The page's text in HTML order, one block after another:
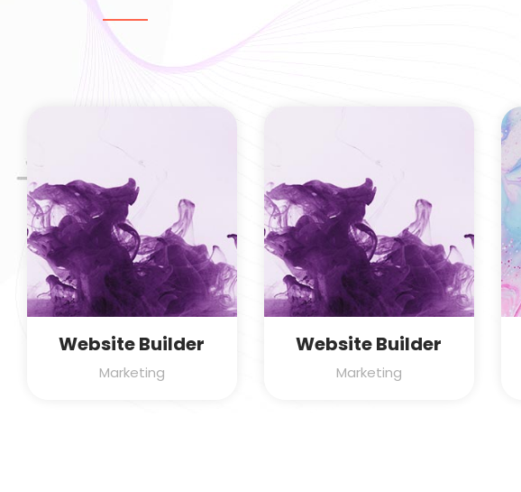
Website Builder
Marketing
Website Builder
Marketing